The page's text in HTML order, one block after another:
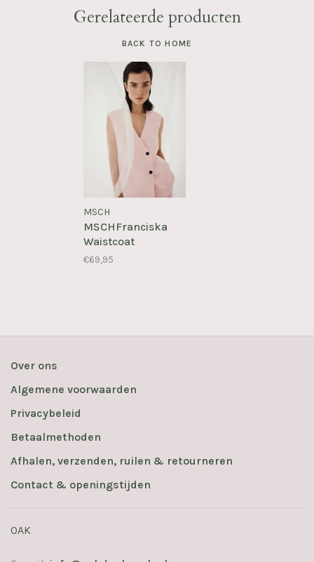
Gerelateerde producten
BACK TO HOME
MSCH
MSCHFranciska
Waistcoat
€69,95
Over ons
Algemene voorwaarden
Privacybeleid
Betaalmethoden
Afhalen, verzenden, ruilen & retourneren
Contact & openingstijden
OAK